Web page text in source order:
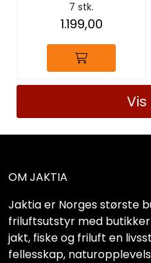
7 stk.
1.199,00
OM JAKTIA
Jaktia er Norges største
friluftsutstyr med
jakt, fiske og friluft en
fellesskap,